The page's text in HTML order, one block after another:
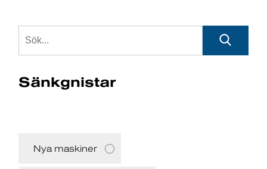
Sänkgnistar
Nya maskiner